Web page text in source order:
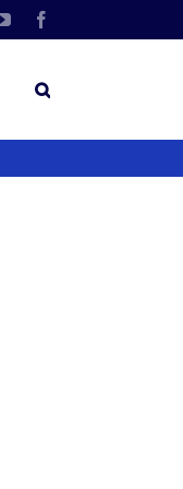
YouTube